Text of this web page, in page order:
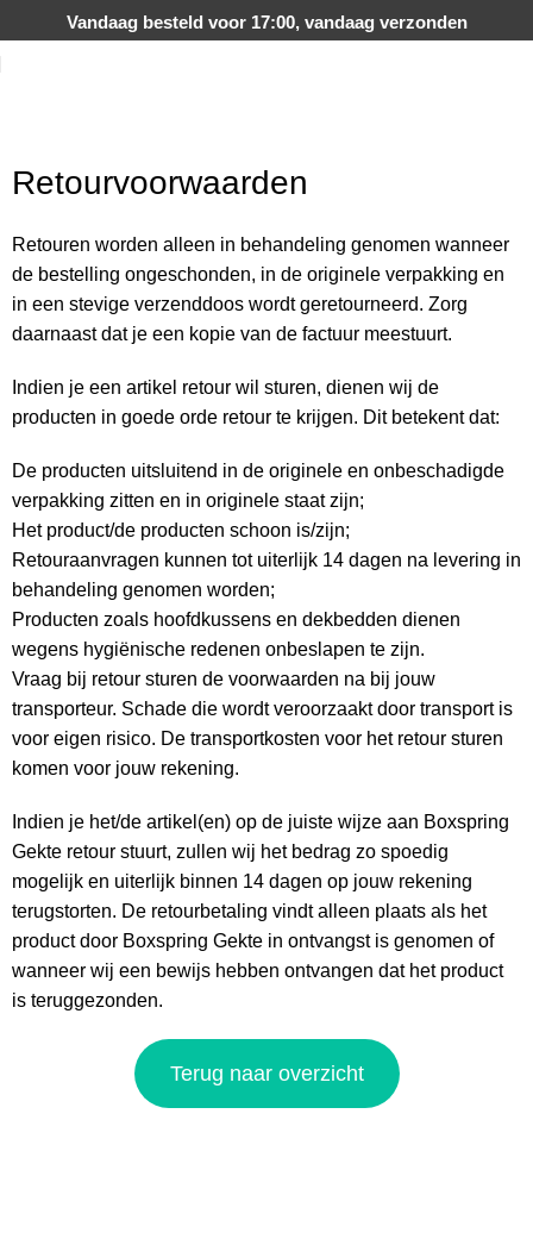
Vandaag besteld voor 17:00, vandaag verzonden
Retourvoorwaarden
Retouren worden alleen in behandeling genomen wanneer
de bestelling ongeschonden, in de originele verpakking en
in een stevige verzenddoos wordt geretourneerd. Zorg
daarnaast dat je een kopie van de factuur meestuurt.
Indien je een artikel retour wil sturen, dienen wij de
producten in goede orde retour te krijgen. Dit betekent dat:
De producten uitsluitend in de originele en onbeschadigde
verpakking zitten en in originele staat zijn;
Het product/de producten schoon is/zijn;
Retouraanvragen kunnen tot uiterlijk 14 dagen na levering in
behandeling genomen worden;
Producten zoals hoofdkussens en dekbedden dienen
wegens hygiënische redenen onbeslapen te zijn.
Vraag bij retour sturen de voorwaarden na bij jouw
transporteur. Schade die wordt veroorzaakt door transport is
voor eigen risico. De transportkosten voor het retour sturen
komen voor jouw rekening.
Indien je het/de artikel(en) op de juiste wijze aan Boxspring
Gekte retour stuurt, zullen wij het bedrag zo spoedig
mogelijk en uiterlijk binnen 14 dagen op jouw rekening
terugstorten. De retourbetaling vindt alleen plaats als het
product door Boxspring Gekte in ontvangst is genomen of
wanneer wij een bewijs hebben ontvangen dat het product
is teruggezonden.
Terug naar overzicht